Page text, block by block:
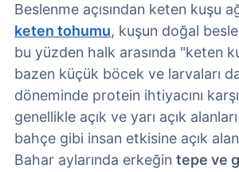
Beslenme açısından keten kuşu
keten tohumu, kuşun doğal
bu yüzden halk arasında "keten
bazen küçük böcek ve larvaları
döneminde protein ihtiyacını
genellikle açık ve yarı açık
bahçe gibi insan etkisine açık
Bahar aylarında erkeğin tepe ve